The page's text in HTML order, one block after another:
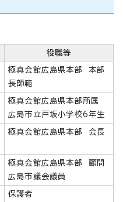
役職等
極真会館広島県本部 本部
長師範
極真会館広島県本部所属
広島市立戸坂小学校6年生
極真会館広島県本部 会長
極真会館広島県本部 顧問
広島市議会議員
保護者